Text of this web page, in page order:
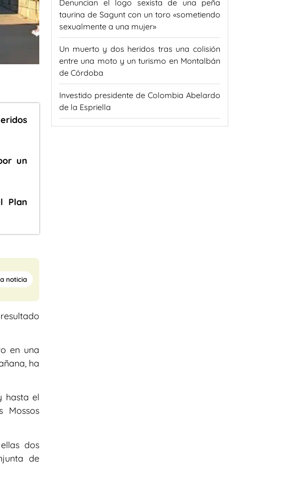
un
Plan
noticia
en una
ha
hasta el
Mossos
dos
de
Denuncian el logo sexista de una peña
taurina de Sagunt con un toro «sometiendo
sexualmente a una mujer»
Un muerto y dos heridos tras una colisión
entre una moto y un turismo en Montalbán
de Córdoba
Investido presidente de Colombia Abelardo
de la Espriella